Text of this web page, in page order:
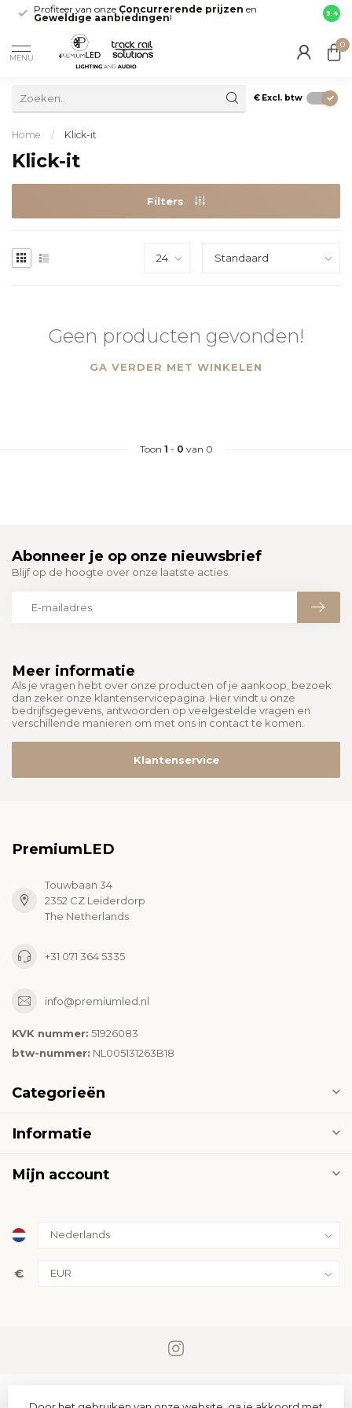
Profiteer van onze Concurrerende prijzen en
Geweldige aanbiedingen! direct
9.4
MENU
0
€ Excl. btw
Home / Klick-it
Klick-it
Filters
Geen producten gevonden!
GA VERDER MET WINKELEN
Toon 1 - 0 van 0
Meer informatie
Als je vragen hebt over onze producten of je aankoop, bezoek
dan zeker onze klantenservicepagina. Hier vindt u onze
bedrijfsgegevens, antwoorden op veelgestelde vragen en
verschillende manieren om met ons in contact te komen.
Klantenservice
Abonneer je op onze nieuwsbrief
Blijf op de hoogte over onze laatste acties
PremiumLED
Touwbaan 34
2352 CZ Leiderdorp
The Netherlands
+31 071 364 5335
info@premiumled.nl
KVK nummer: 51926083
btw-nummer: NL005131263B18
Categorieën
Informatie
Mijn account
€